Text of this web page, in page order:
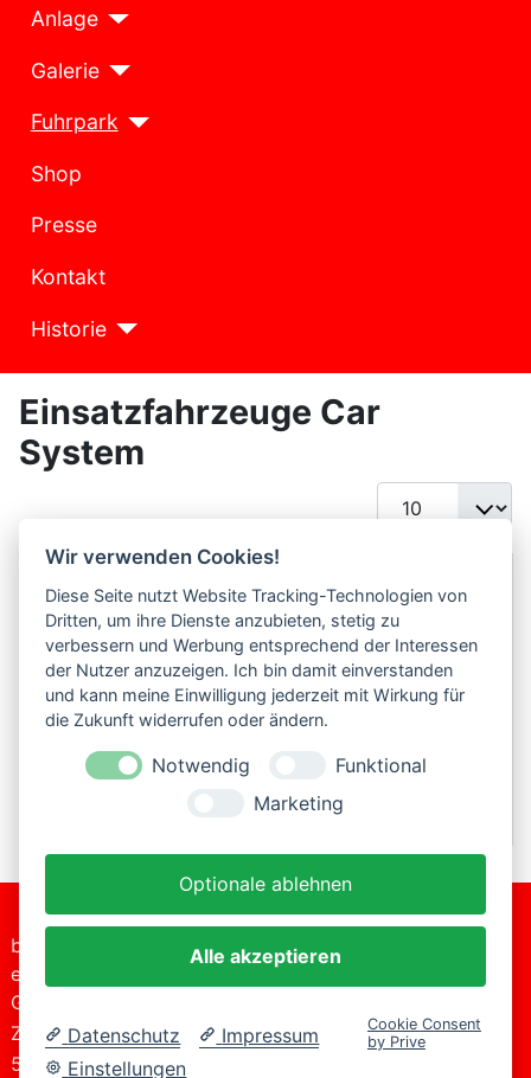
Anlage
Galerie
Fuhrpark
Shop
Presse
Kontakt
Historie
Einsatzfahrzeuge Car
System
Anzeige #
Beiträge
Herpa (161548) MB Sprinter (1)
Herpa (161548) MB Sprinter (2)
Wiking (161543) VW Touareg Polizei
Wiking (161544) VW Touareg Feuerwehr
bitte-
einsteigen
GmbH
Zur Kaule 16
51491 Overath
+49 (0)2206
Mail:
einsteigen.de
Wir verwenden Cookies!
Diese Seite nutzt Website Tracking-Technologien von
Dritten, um ihre Dienste anzubieten, stetig zu
verbessern und Werbung entsprechend der Interessen
der Nutzer anzuzeigen. Ich bin damit einverstanden
und kann meine Einwilligung jederzeit mit Wirkung für
die Zukunft widerrufen oder ändern.
Notwendig
Funktional
Marketing
Optionale ablehnen
Alle akzeptieren
Datenschutz
Impressum
Einstellungen
Cookie Consent
by Prive